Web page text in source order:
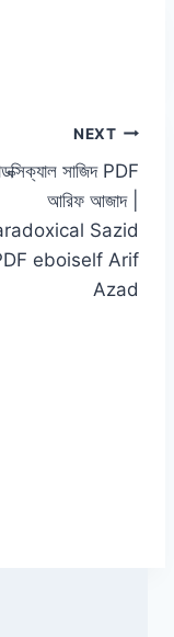
NEXT
সাজিদ PDF
আরিফ আজাদ |
Sazid
eboiself Arif
Azad